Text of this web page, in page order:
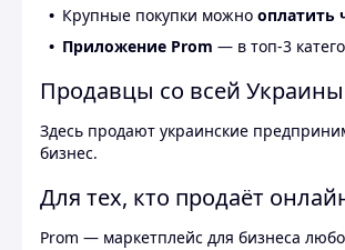
Крупные покупки можно оплатить
Приложение Prom — в топ-3
Продавцы со всей Украины
Здесь продают украинские
бизнес.
Для тех, кто продаёт
Prom — маркетплейс для бизнеса